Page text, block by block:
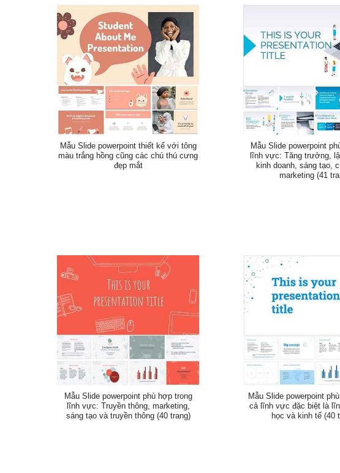
Mẫu Slide powerpoint thiết kế với tông
màu trắng hồng cũng các chú thú cưng
đẹp mắt
Mẫu Slide powerpoint
lĩnh vực: Tăng trưởng,
kinh doanh, sáng tạo,
marketing (41
Mẫu Slide powerpoint phù hợp trong
lĩnh vực: Truyền thông, marketing,
sáng tạo và truyền thông (40 trang)
Mẫu Slide powerpoint
cả lĩnh vực đặc biệt là
học và kinh tế (40